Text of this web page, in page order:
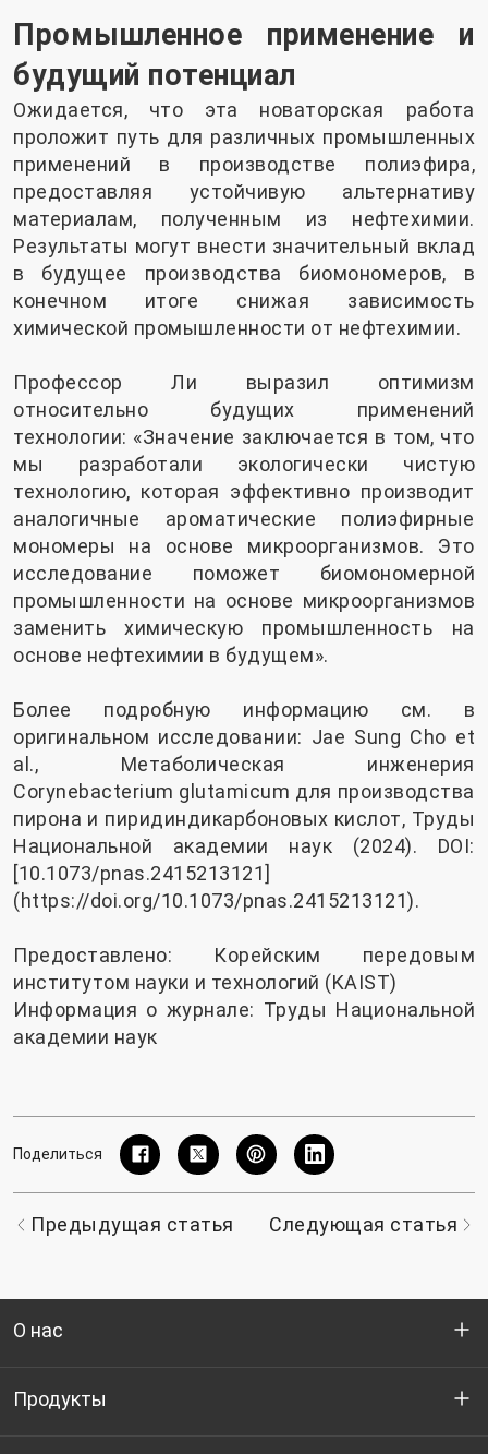
Промышленное применение и
будущий потенциал
Ожидается, что эта новаторская работа
проложит путь для различных промышленных
применений в производстве полиэфира,
предоставляя устойчивую альтернативу
материалам, полученным из нефтехимии.
Результаты могут внести значительный вклад
в будущее производства биомономеров, в
конечном итоге снижая зависимость
химической промышленности от нефтехимии.
Профессор Ли выразил оптимизм
относительно будущих применений
технологии: «Значение заключается в том, что
мы разработали экологически чистую
технологию, которая эффективно производит
аналогичные ароматические полиэфирные
мономеры на основе микроорганизмов. Это
исследование поможет биомономерной
промышленности на основе микроорганизмов
заменить химическую промышленность на
основе нефтехимии в будущем».
Более подробную информацию см. в
оригинальном исследовании: Jae Sung Cho et
al., Метаболическая инженерия
Corynebacterium glutamicum для производства
пирона и пиридиндикарбоновых кислот, Труды
Национальной академии наук (2024). DOI:
[10.1073/pnas.2415213121]
(https://doi.org/10.1073/pnas.2415213121).
Предоставлено: Корейским передовым
институтом науки и технологий (KAIST)
Информация о журнале: Труды Национальной
академии наук
Поделиться
Предыдущая статья Следующая статья
О нас
Кто мы
Продукты